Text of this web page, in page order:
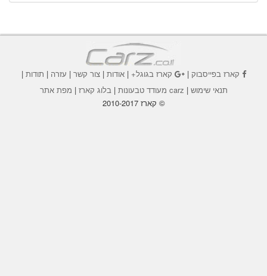
קארז בפייסבוק| קארז בגוגל+|אודות |צור קשר | עזרה | תודות |
תנאי שימוש | carz מעודד טבעונות | בלוג קארז | מפת אתר
© קארז 2010-2017